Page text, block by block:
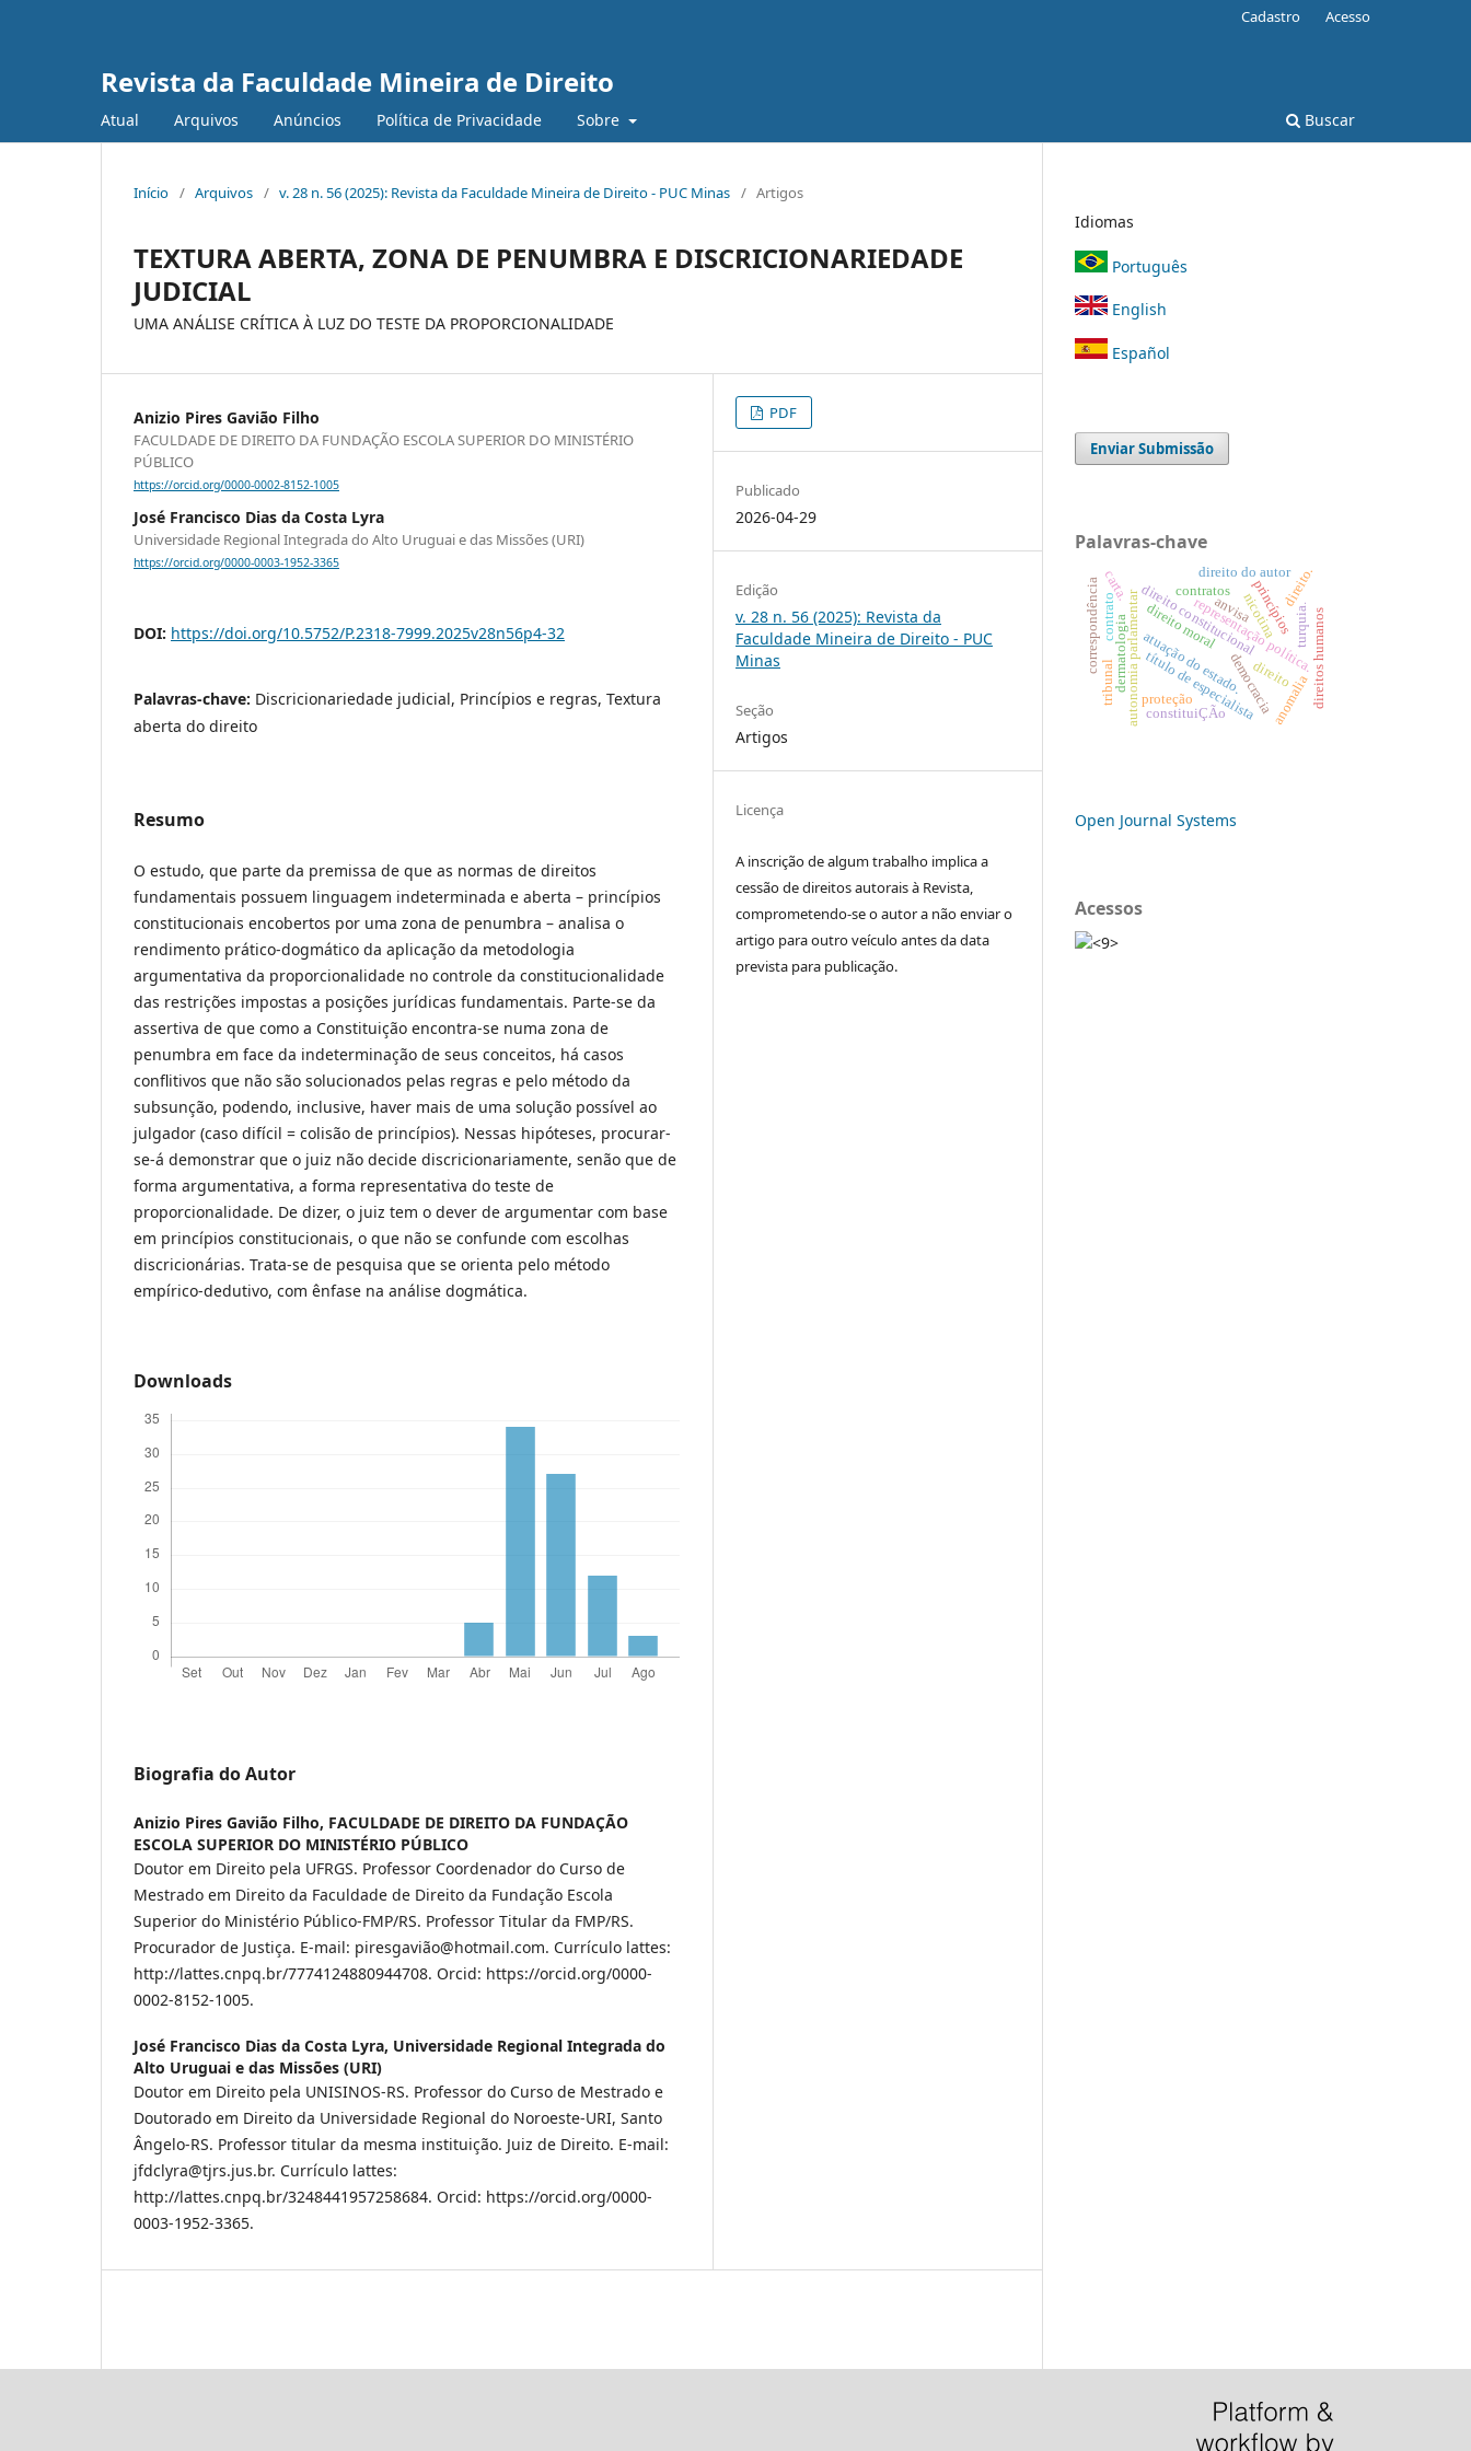
Revista da Faculdade Mineira de Direito
Atual Arquivos Anúncios Política de Privacidade Sobre Buscar
Cadastro Acesso
Início / Arquivos / v. 28 n. 56 (2025): Revista da Faculdade Mineira de Direito - PUC Minas / Artigos
TEXTURA ABERTA, ZONA DE PENUMBRA E DISCRICIONARIEDADE
JUDICIAL
UMA ANÁLISE CRÍTICA À LUZ DO TESTE DA PROPORCIONALIDADE
Anizio Pires Gavião Filho
FACULDADE DE DIREITO DA FUNDAÇÃO ESCOLA SUPERIOR DO MINISTÉRIO
PÚBLICO
https://orcid.org/0000-0002-8152-1005
José Francisco Dias da Costa Lyra
Universidade Regional Integrada do Alto Uruguai e das Missões (URI)
https://orcid.org/0000-0003-1952-3365
DOI: https://doi.org/10.5752/P.2318-7999.2025v28n56p4-32
Palavras-chave: Discricionariedade judicial, Princípios e regras, Textura
aberta do direito
Resumo
O estudo, que parte da premissa de que as normas de direitos
fundamentais possuem linguagem indeterminada e aberta – princípios
constitucionais encobertos por uma zona de penumbra – analisa o
rendimento prático-dogmático da aplicação da metodologia
argumentativa da proporcionalidade no controle da constitucionalidade
das restrições impostas a posições jurídicas fundamentais. Parte-se da
assertiva de que como a Constituição encontra-se numa zona de
penumbra em face da indeterminação de seus conceitos, há casos
conflitivos que não são solucionados pelas regras e pelo método da
subsunção, podendo, inclusive, haver mais de uma solução possível ao
julgador (caso difícil = colisão de princípios). Nessas hipóteses, procurar-
se-á demonstrar que o juiz não decide discricionariamente, senão que de
forma argumentativa, a forma representativa do teste de
proporcionalidade. De dizer, o juiz tem o dever de argumentar com base
em princípios constitucionais, o que não se confunde com escolhas
discricionárias. Trata-se de pesquisa que se orienta pelo método
empírico-dedutivo, com ênfase na análise dogmática.
Downloads
Biografia do Autor
Anizio Pires Gavião Filho, FACULDADE DE DIREITO DA FUNDAÇÃO
ESCOLA SUPERIOR DO MINISTÉRIO PÚBLICO
Doutor em Direito pela UFRGS. Professor Coordenador do Curso de
Mestrado em Direito da Faculdade de Direito da Fundação Escola
Superior do Ministério Público-FMP/RS. Professor Titular da FMP/RS.
Procurador de Justiça. E-mail: piresgavião@hotmail.com. Currículo lattes:
http://lattes.cnpq.br/7774124880944708. Orcid: https://orcid.org/0000-
0002-8152-1005.
José Francisco Dias da Costa Lyra, Universidade Regional Integrada do
Alto Uruguai e das Missões (URI)
Doutor em Direito pela UNISINOS-RS. Professor do Curso de Mestrado e
Doutorado em Direito da Universidade Regional do Noroeste-URI, Santo
Ângelo-RS. Professor titular da mesma instituição. Juiz de Direito. E-mail:
jfdclyra@tjrs.jus.br. Currículo lattes:
http://lattes.cnpq.br/3248441957258684. Orcid: https://orcid.org/0000-
0003-1952-3365.
PDF
Publicado
2026-04-29
Edição
v. 28 n. 56 (2025): Revista da
Faculdade Mineira de Direito - PUC
Minas
Seção
Artigos
Licença
A inscrição de algum trabalho implica a
cessão de direitos autorais à Revista,
comprometendo-se o autor a não enviar o
artigo para outro veículo antes da data
prevista para publicação.
Idiomas
Português
English
Español
Enviar Submissão
Palavras-chave
democracia
direito constitucional
autonomia parlamentar representação política.
nicotina
anvisa
atuação do estado.
título de especialista
dermatologia
contratos princípios
anomalia
contrato
direito direitos humanos
turquia.
direito do autor
direito moral
correspondênciacarta.
constituiÇÃo
tribunal
direito.
proteção
Open Journal Systems
Acessos
<9>